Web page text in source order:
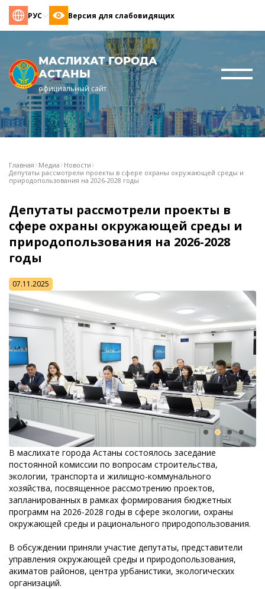
РУС Версия для слабовидящих
МАСЛИХАТ ГОРОДА
АСТАНЫ
официальный сайт
Главная Медиа Новости
Депутаты рассмотрели проекты в сфере охраны окружающей среды и
природопользования на 2026-2028 годы
Депутаты рассмотрели проекты в
сфере охраны окружающей среды и
природопользования на 2026-2028
годы
07.11.2025
В маслихате города Астаны состоялось заседание
постоянной комиссии по вопросам строительства,
экологии, транспорта и жилищно-коммунального
хозяйства, посвященное рассмотрению проектов,
запланированных в рамках формирования бюджетных
программ на 2026-2028 годы в сфере экологии, охраны
окружающей среды и рационального природопользования.
В обсуждении приняли участие депутаты, представители
управления окружающей среды и природопользования,
акиматов районов, центра урбанистики, экологических
организаций.